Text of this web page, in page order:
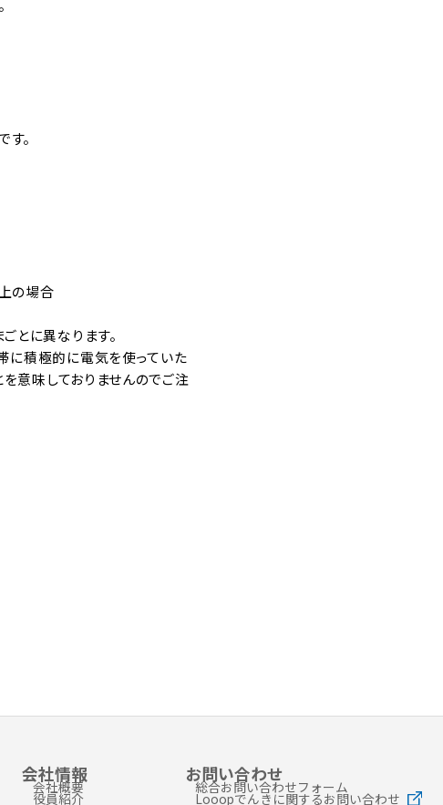
。
の場合
とに異なります。
積極的に電気を使っていた
意味しておりませんのでご注
会社情報
会社概要
役員紹介
お問い合わせ
総合お問い合わせフォーム
Looopでんきに関するお問い合わせ